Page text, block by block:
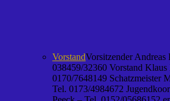
VorstandVorsitzender Andreas
038459/32360 Vorstand
0170/7648149 Schatzmeister
Tel. 0173/4984672